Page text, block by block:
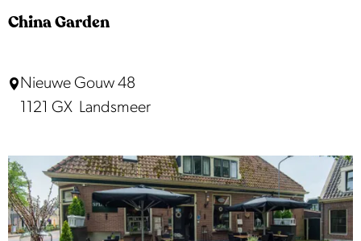
r
e
o
p
China Garden
C
n
a
G
a
Nieuwe Gouw 48
1121 GX Landsmeer